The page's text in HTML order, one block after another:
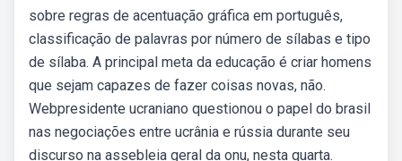
sobre regras de acentuação gráfica em português,
classificação de palavras por número de sílabas e tipo
de sílaba. A principal meta da educação é criar homens
que sejam capazes de fazer coisas novas, não.
Webpresidente ucraniano questionou o papel do brasil
nas negociações entre ucrânia e rússia durante seu
discurso na assebleia geral da onu, nesta quarta.